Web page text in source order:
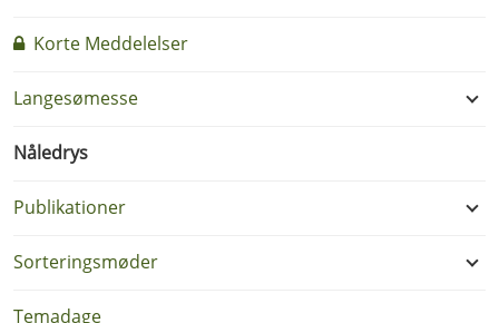
Korte Meddelelser
Langesømesse
Nåledrys
Publikationer
Sorteringsmøder
Temadage